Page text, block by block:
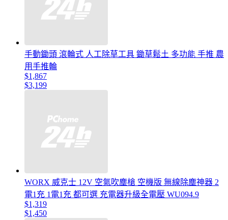
手動鋤頭 滾輪式 人工除草工具 鋤草鬆土 多功能 手推 農
用手推輪
$1,867
$3,199
WORX 威克士 12V 空氣吹塵槍 空機版 無線除塵神器 2
電1充 1電1充 都可選 充電器升級全電壓 WU094.9
$1,319
$1,450